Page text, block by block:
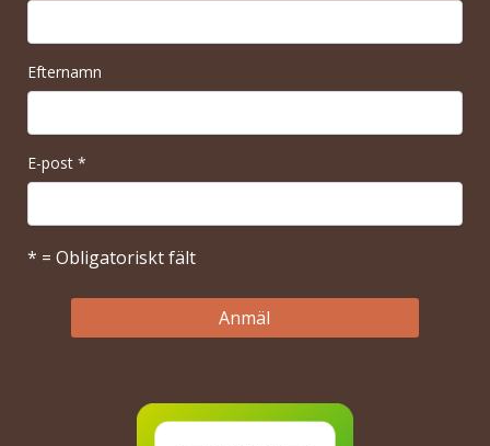
Efternamn
E-post *
* = Obligatoriskt fält